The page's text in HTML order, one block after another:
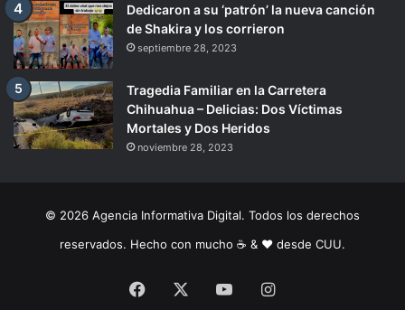
Dedicaron a su ‘patrón’ la nueva canción
de Shakira y los corrieron
septiembre 28, 2023
Tragedia Familiar en la Carretera
Chihuahua – Delicias: Dos Víctimas
Mortales y Dos Heridos
noviembre 28, 2023
© 2026 Agencia Informativa Digital. Todos los derechos
reservados. Hecho con mucho ☕️ & ❤️ desde CUU.
Facebook YouTubeInstagram